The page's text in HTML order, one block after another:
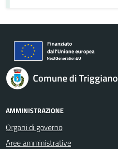
Comune di Triggiano
AMMINISTRAZIONE
Organi di governo
Aree amministrative